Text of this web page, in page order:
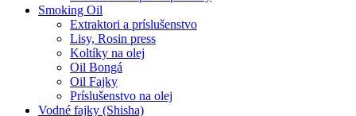
Smoking Oil
Extraktori a príslušenstvo
Lisy, Rosin press
Koltíky na olej
Oil Bongá
Oil Fajky
Príslušenstvo na olej
Vodné fajky (Shisha)